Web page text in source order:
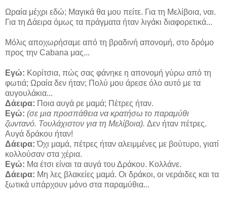
Ωραία μέχρι εδώ; Μαγικά θα μου πείτε. Για τη Μελίβοια, ναι.
Για τη Δάειρα όμως τα πράγματα ήταν λιγάκι διαφορετικά...
Μόλις αποχωρήσαμε από τη βραδινή απονομή, στο δρόμο
προς την Cabana μας...
Εγώ: Κορίτσια, πώς σας φάνηκε η απονομή γύρω από τη
φωτιά; Ωραία δεν ήταν; Πολύ μου άρεσε όλο αυτό με τα
αυγουλάκια...
Δάειρα: Ποια αυγά ρε μαμά; Πέτρες ήταν.
Εγώ: (σε μια προσπάθεια να κρατήσω το παραμύθι
ζωντανό. Τουλάχιστον για τη Μελίβοια). Δεν ήταν πέτρες.
Αυγά δράκου ήταν!
Δάειρα: Όχι μαμά, πέτρες ήταν αλειμμένες με βούτυρο, γιατί
κολλούσαν στα χέρια.
Εγώ: Μα έτσι είναι τα αυγά του Δράκου. Κολλάνε.
Δάειρα: Μη λες βλακείες μαμά. Οι δράκοι, οι νεράιδες και τα
ξωτικά υπάρχουν μόνο στα παραμύθια...